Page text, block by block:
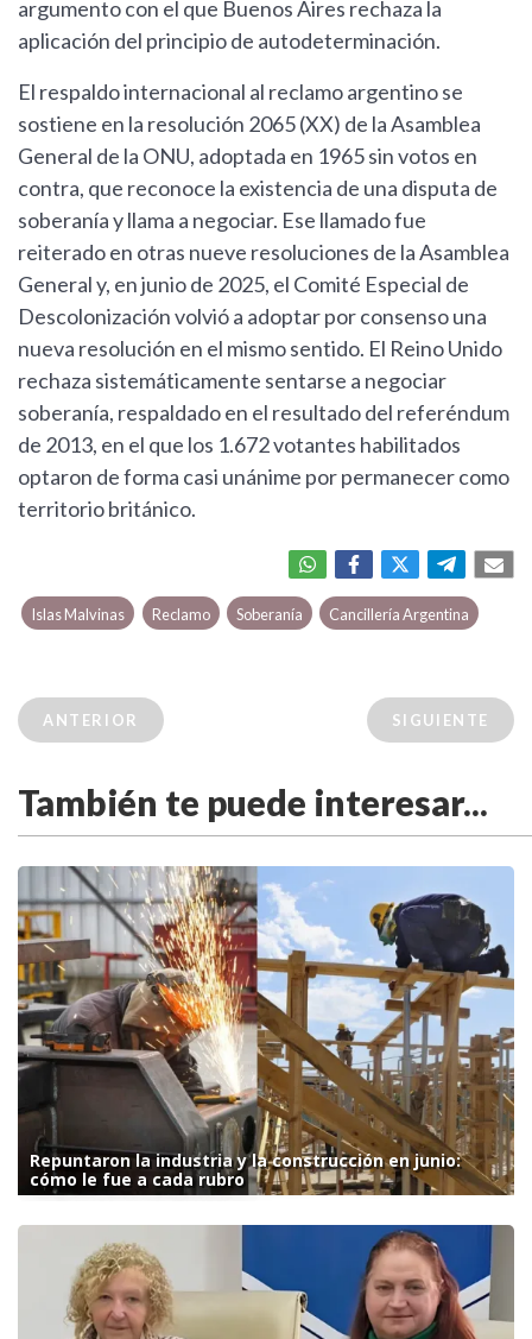
argumento con el que Buenos Aires rechaza la
aplicación del principio de autodeterminación.
El respaldo internacional al reclamo argentino se
sostiene en la resolución 2065 (XX) de la Asamblea
General de la ONU, adoptada en 1965 sin votos en
contra, que reconoce la existencia de una disputa de
soberanía y llama a negociar. Ese llamado fue
reiterado en otras nueve resoluciones de la Asamblea
General y, en junio de 2025, el Comité Especial de
Descolonización volvió a adoptar por consenso una
nueva resolución en el mismo sentido. El Reino Unido
rechaza sistemáticamente sentarse a negociar
soberanía, respaldado en el resultado del referéndum
de 2013, en el que los 1.672 votantes habilitados
optaron de forma casi unánime por permanecer como
territorio británico.
Islas Malvinas Reclamo Soberanía Cancillería Argentina
ANTERIOR SIGUIENTE
También te puede interesar...
Repuntaron la industria y la construcción en junio:
cómo le fue a cada rubro